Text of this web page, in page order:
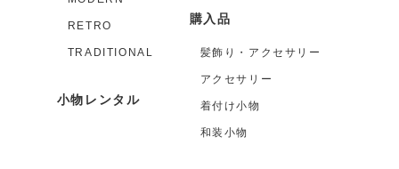
RETRO
TRADITIONAL
小物レンタル
購入品
髪飾り・アクセサリー
アクセサリー
着付け小物
和装小物